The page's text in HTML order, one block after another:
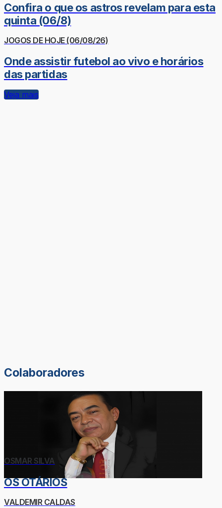
Confira o que os astros revelam para esta
quinta (06/8)
JOGOS DE HOJE (06/08/26)
Onde assistir futebol ao vivo e horários
das partidas
Veja mais
Colaboradores
OSMAR SILVA
OS OTÁRIOS
VALDEMIR CALDAS